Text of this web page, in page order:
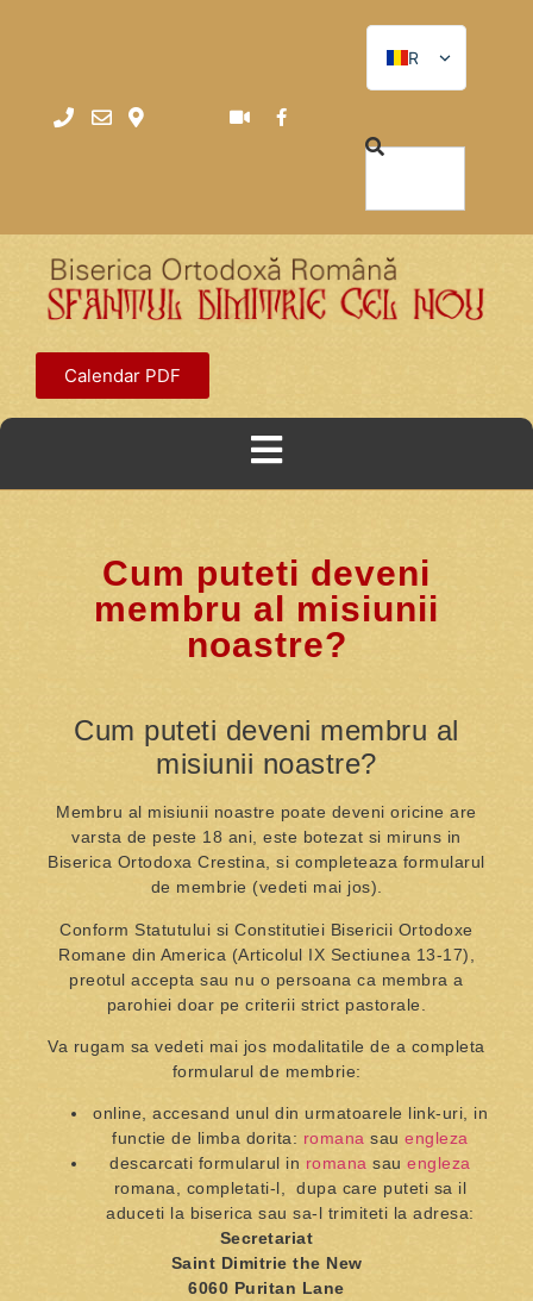
EN
Calendar PDF
Cum puteti deveni
membru al misiunii
noastre?
Cum puteti deveni membru al
misiunii noastre?
Membru al misiunii noastre poate deveni oricine are
varsta de peste 18 ani, este botezat si miruns in
Biserica Ortodoxa Crestina, si completeaza formularul
de membrie (vedeti mai jos).
Conform Statutului si Constitutiei Bisericii Ortodoxe
Romane din America (Articolul IX Sectiunea 13-17),
preotul accepta sau nu o persoana ca membra a
parohiei doar pe criterii strict pastorale.
Va rugam sa vedeti mai jos modalitatile de a completa
formularul de membrie:
online, accesand unul din urmatoarele link-uri, in
functie de limba dorita: romana sauengleza
descarcati formularul in romana sauengleza
romana, completati-l, dupa care puteti sa il
aduceti la biserica sau sa-l trimiteti la adresa:
Secretariat
Saint Dimitrie the New
6060 Puritan Lane